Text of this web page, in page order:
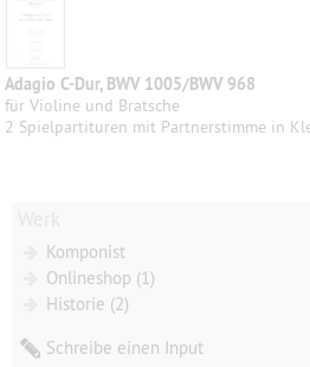
Adagio C-Dur, BWV 1005/BWV 968
für Violine und Bratsche
2 Spielpartituren mit Partnerstimme in
Komponist
Onlineshop (1)
Historie (2)
Schreibe einen Input